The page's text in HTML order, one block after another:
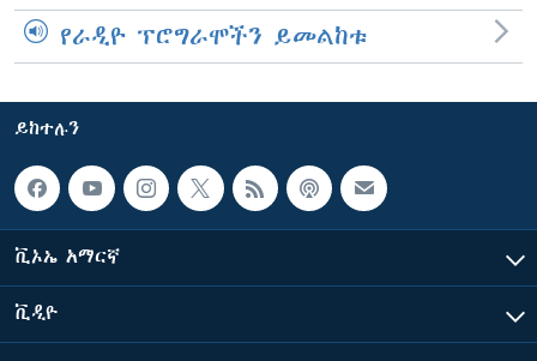
የራዲዮ ፕሮግራሞችን ይመልከቱ
ይከተሉን
ቪኦኤ አማርኛ
ቪዲዮ